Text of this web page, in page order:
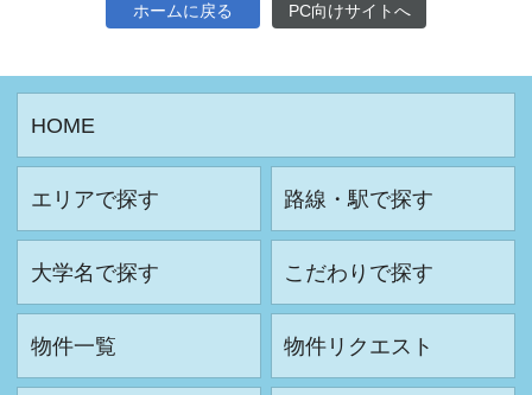
ホームに戻る PC向けサイトへ
HOME
エリアで探す 路線・駅で探す
大学名で探す こだわりで探す
物件一覧 物件リクエスト